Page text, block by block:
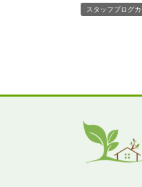
スタッフブログ